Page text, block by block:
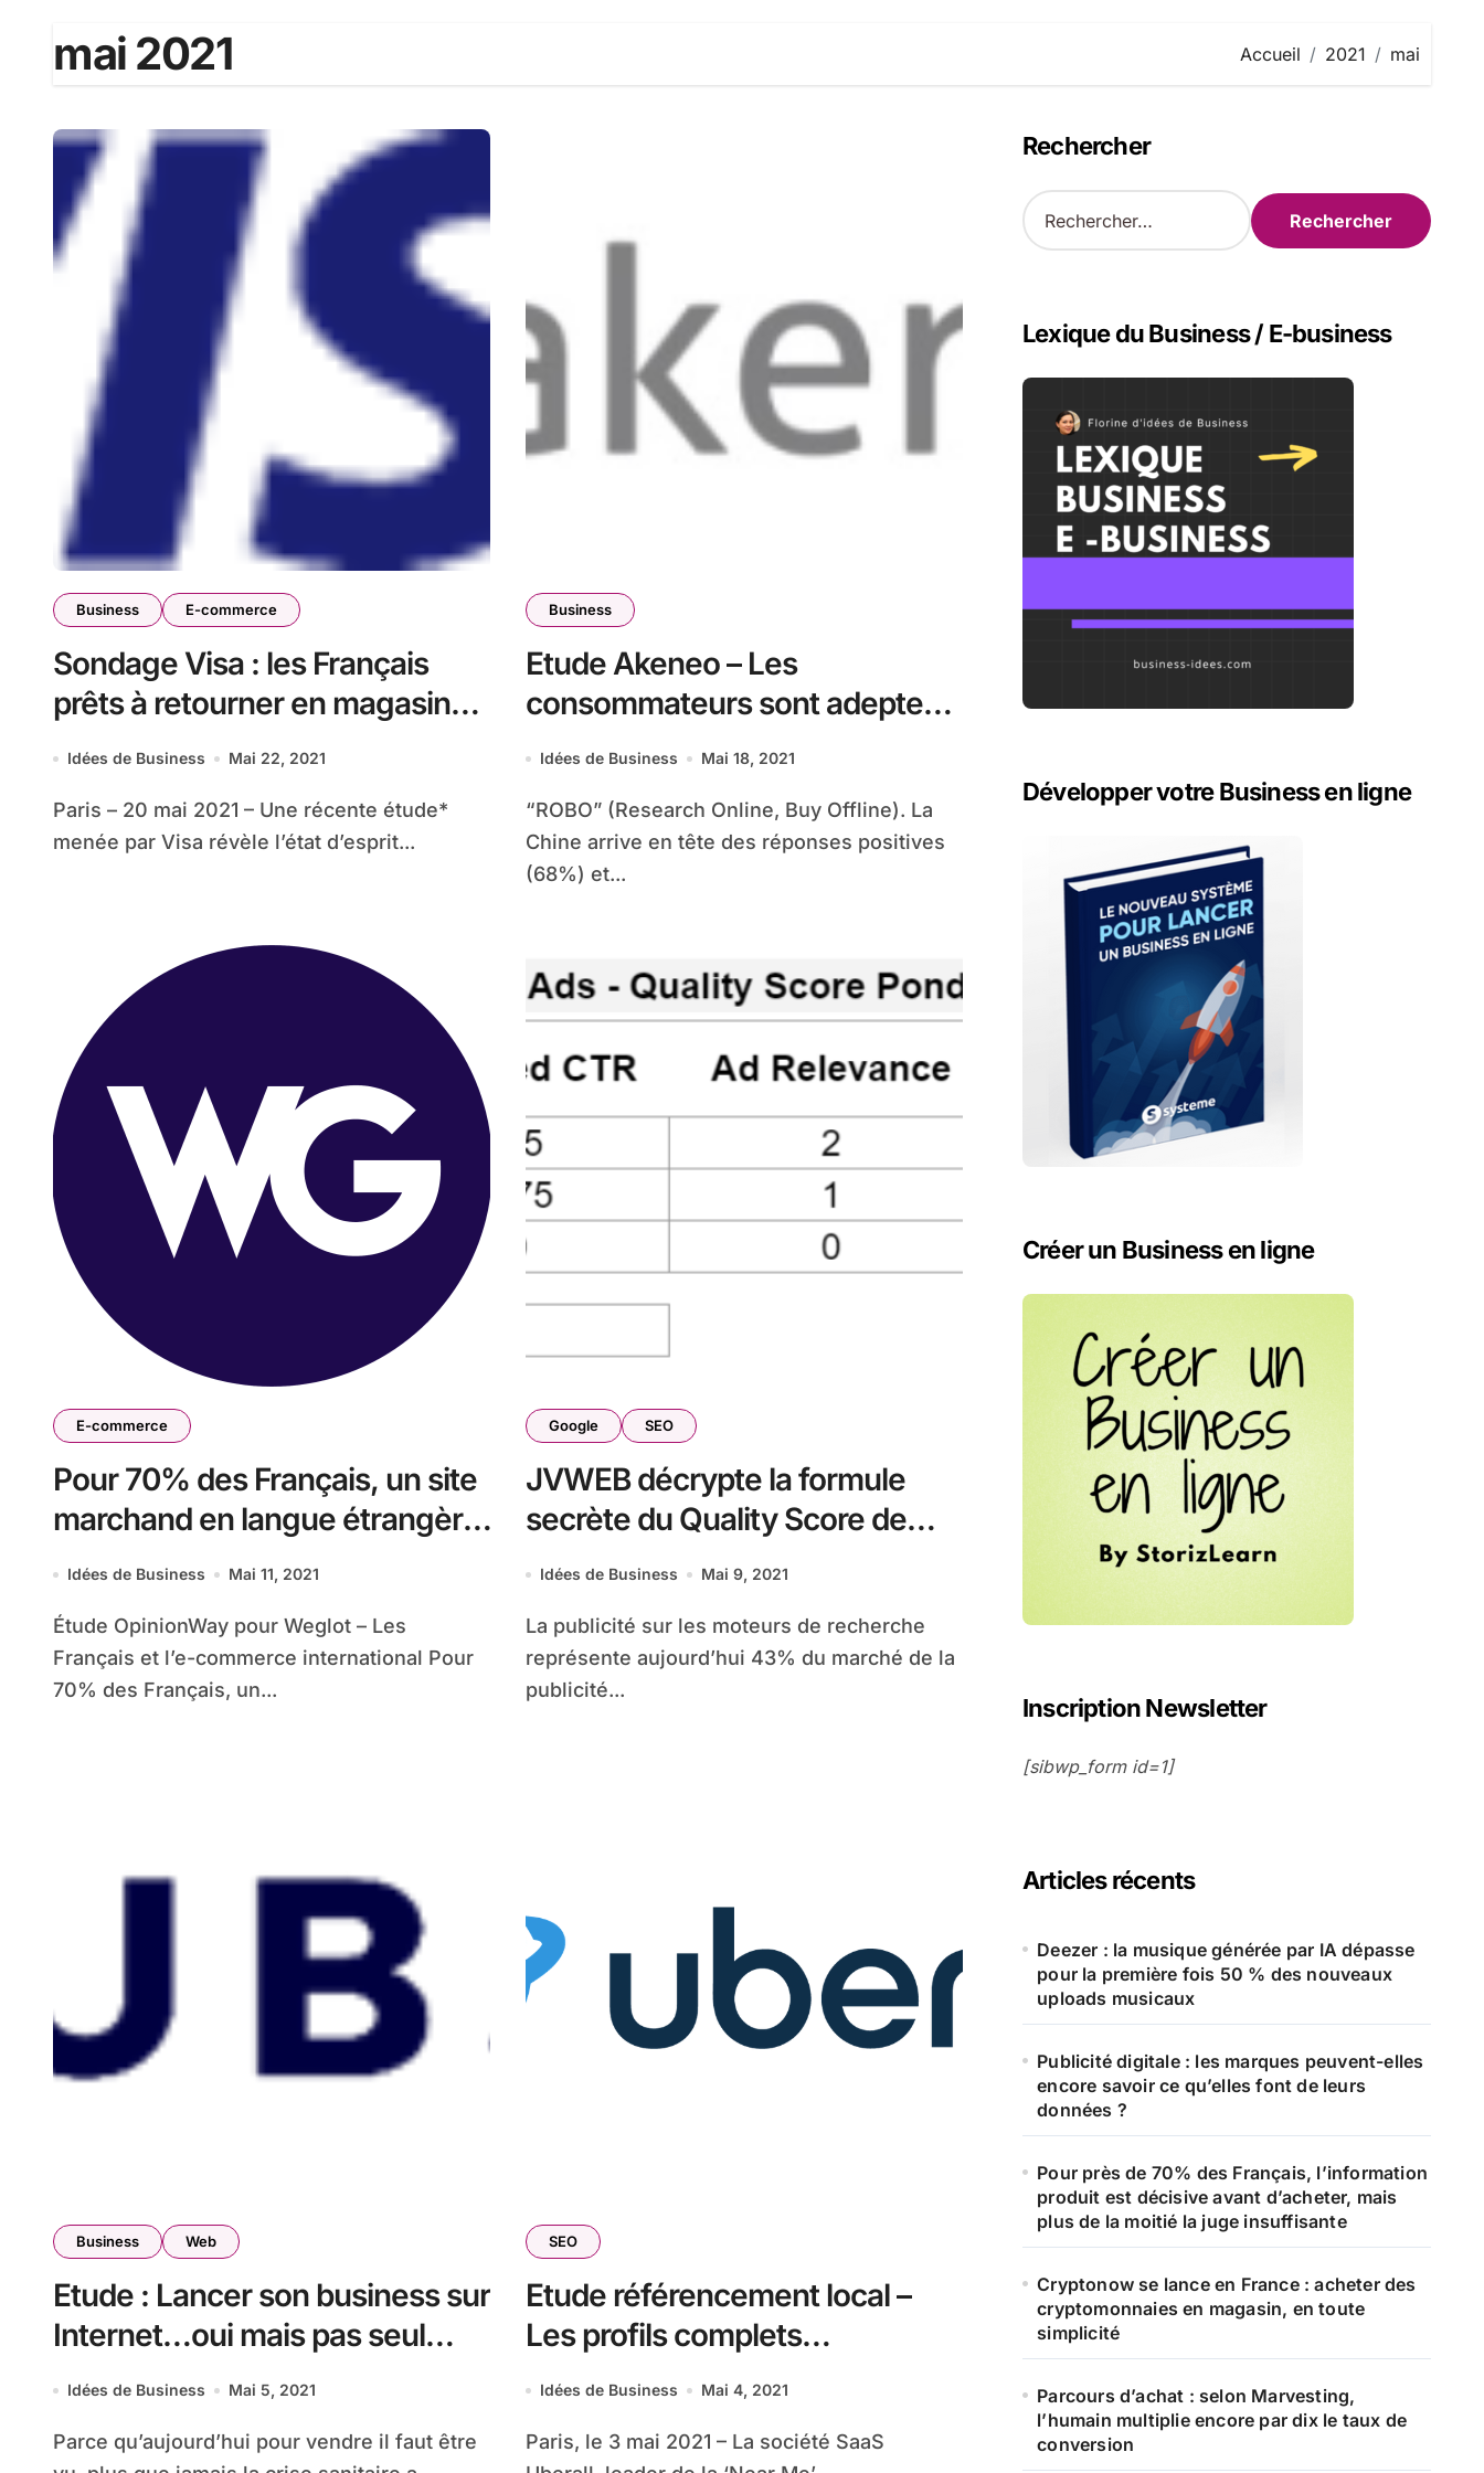
mai 2021 Accueil 2021 mai
Business E-commerce
Sondage Visa : les Français
prêts à retourner en magasin
mais n’oublient pas pour autant
Idées de Business Mai 22, 2021
Paris – 20 mai 2021 – Une récente étude*
menée par Visa révèle l’état d’esprit...
Business
Etude Akeneo – Les
consommateurs sont adeptes
du “ROBO” (Research Online,
Idées de Business Mai 18, 2021
“ROBO” (Research Online, Buy Offline). La
Chine arrive en tête des réponses positives
(68%) et...
E-commerce
Pour 70% des Français, un site
marchand en langue étrangère
constitue un frein à l’achat
Idées de Business Mai 11, 2021
Étude OpinionWay pour Weglot – Les
Français et l’e-commerce international Pour
70% des Français, un...
Google SEO
JVWEB décrypte la formule
secrète du Quality Score de
Google
Idées de Business Mai 9, 2021
La publicité sur les moteurs de recherche
représente aujourd’hui 43% du marché de la
publicité...
Business Web
Etude : Lancer son business sur
Internet…oui mais pas seul
pour 58% des TPE/PME
Idées de Business Mai 5, 2021
Parce qu’aujourd’hui pour vendre il faut être
SEO
Etude référencement local –
Les profils complets
d’entreprise enregistrent une
Idées de Business Mai 4, 2021
Paris, le 3 mai 2021 – La société SaaS
Rechercher
R
e
r
c
Lexique du Business / E-business
Développer votre Business en ligne
Créer un Business en ligne
Inscription Newsletter
[sibwp_form id=1]
Articles récents
Deezer : la musique générée par IA dépasse
pour la première fois 50 % des nouveaux
uploads musicaux
Publicité digitale : les marques peuvent-elles
encore savoir ce qu’elles font de leurs
données ?
Pour près de 70% des Français, l’information
produit est décisive avant d’acheter, mais
plus de la moitié la juge insuffisante
Cryptonow se lance en France : acheter des
cryptomonnaies en magasin, en toute
simplicité
Parcours d’achat : selon Marvesting,
l’humain multiplie encore par dix le taux de
conversion